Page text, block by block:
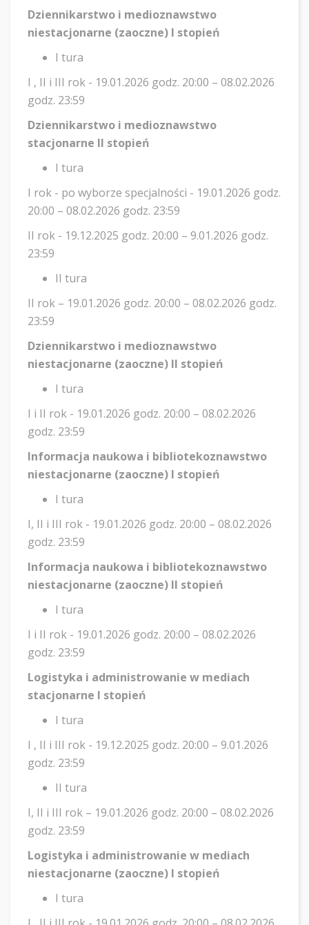
Dziennikarstwo i medioznawstwo
niestacjonarne (zaoczne) I stopień
I tura
I , II i III rok - 19.01.2026 godz. 20:00 – 08.02.2026
godz. 23:59
Dziennikarstwo i medioznawstwo
stacjonarne II stopień
I tura
I rok - po wyborze specjalności - 19.01.2026 godz.
20:00 – 08.02.2026 godz. 23:59
II rok - 19.12.2025 godz. 20:00 – 9.01.2026 godz.
23:59
II tura
II rok – 19.01.2026 godz. 20:00 – 08.02.2026 godz.
23:59
Dziennikarstwo i medioznawstwo
niestacjonarne (zaoczne) II stopień
I tura
I i II rok - 19.01.2026 godz. 20:00 – 08.02.2026
godz. 23:59
Informacja naukowa i bibliotekoznawstwo
niestacjonarne (zaoczne) I stopień
I tura
I, II i III rok - 19.01.2026 godz. 20:00 – 08.02.2026
godz. 23:59
Informacja naukowa i bibliotekoznawstwo
niestacjonarne (zaoczne) II stopień
I tura
I i II rok - 19.01.2026 godz. 20:00 – 08.02.2026
godz. 23:59
Logistyka i administrowanie w mediach
stacjonarne I stopień
I tura
I , II i III rok - 19.12.2025 godz. 20:00 – 9.01.2026
godz. 23:59
II tura
I, II i III rok – 19.01.2026 godz. 20:00 – 08.02.2026
godz. 23:59
Logistyka i administrowanie w mediach
niestacjonarne (zaoczne) I stopień
I tura